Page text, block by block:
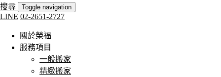
搜尋 Toggle navigation
LINE 02-2651-2727
關於榮福
服務項目
一般搬家
精緻搬家